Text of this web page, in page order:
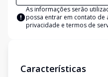
As informações serão
possa entrar em contato de
privacidade e termos de
Características